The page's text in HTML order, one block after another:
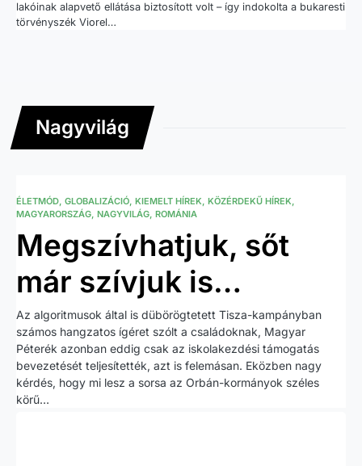
lakóinak alapvető ellátása biztosított volt – így indokolta a bukaresti
törvényszék Viorel…
Nagyvilág
ÉLETMÓD GLOBALIZÁCIÓ KIEMELT HÍREK KÖZÉRDEKŰ HÍREK
MAGYARORSZÁG NAGYVILÁG ROMÁNIA
Megszívhatjuk, sőt
már szívjuk is…
Az algoritmusok által is dübörögtetett Tisza-kampányban
számos hangzatos ígéret szólt a családoknak, Magyar
Péterék azonban eddig csak az iskolakezdési támogatás
bevezetését teljesítették, azt is felemásan. Eközben nagy
kérdés, hogy mi lesz a sorsa az Orbán-kormányok széles
körű…